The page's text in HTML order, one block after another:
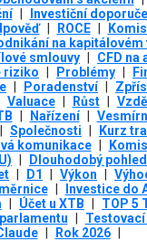
| Investiční
| ROCE |
na kapitálovém
smlouvy | CFD na
riziko | Problémy |
| Poradenství |
Valuace | Růst |
| Nařízení |
| Společnosti | Kurz
komunikace |
| Dlouhodobý pohled
| D1 | Výkon |
| Investice do
| Účet u XTB |
TOP 5
| Testovací
| Rok 2026 |